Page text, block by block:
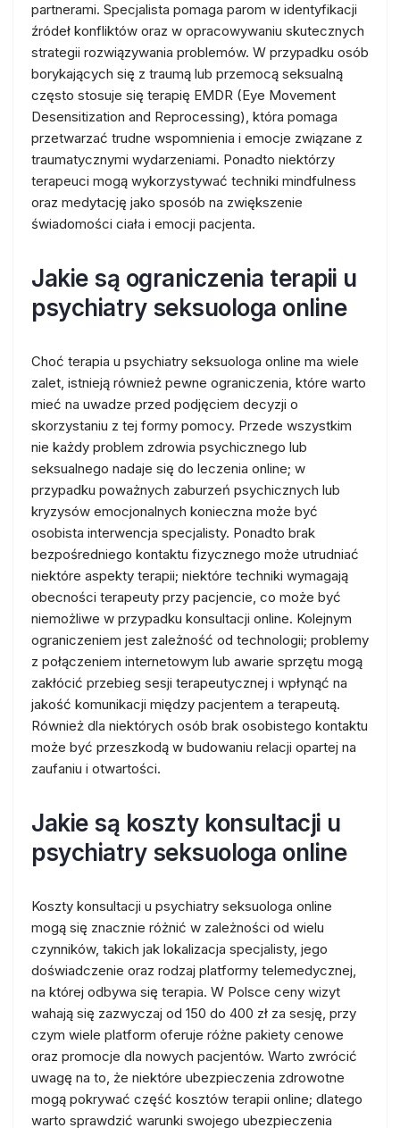
partnerami. Specjalista pomaga parom w identyfikacji
źródeł konfliktów oraz w opracowywaniu skutecznych
strategii rozwiązywania problemów. W przypadku osób
borykających się z traumą lub przemocą seksualną
często stosuje się terapię EMDR (Eye Movement
Desensitization and Reprocessing), która pomaga
przetwarzać trudne wspomnienia i emocje związane z
traumatycznymi wydarzeniami. Ponadto niektórzy
terapeuci mogą wykorzystywać techniki mindfulness
oraz medytację jako sposób na zwiększenie
świadomości ciała i emocji pacjenta.
Jakie są ograniczenia terapii u
psychiatry seksuologa online
Choć terapia u psychiatry seksuologa online ma wiele
zalet, istnieją również pewne ograniczenia, które warto
mieć na uwadze przed podjęciem decyzji o
skorzystaniu z tej formy pomocy. Przede wszystkim
nie każdy problem zdrowia psychicznego lub
seksualnego nadaje się do leczenia online; w
przypadku poważnych zaburzeń psychicznych lub
kryzysów emocjonalnych konieczna może być
osobista interwencja specjalisty. Ponadto brak
bezpośredniego kontaktu fizycznego może utrudniać
niektóre aspekty terapii; niektóre techniki wymagają
obecności terapeuty przy pacjencie, co może być
niemożliwe w przypadku konsultacji online. Kolejnym
ograniczeniem jest zależność od technologii; problemy
z połączeniem internetowym lub awarie sprzętu mogą
zakłócić przebieg sesji terapeutycznej i wpłynąć na
jakość komunikacji między pacjentem a terapeutą.
Również dla niektórych osób brak osobistego kontaktu
może być przeszkodą w budowaniu relacji opartej na
zaufaniu i otwartości.
Jakie są koszty konsultacji u
psychiatry seksuologa online
Koszty konsultacji u psychiatry seksuologa online
mogą się znacznie różnić w zależności od wielu
czynników, takich jak lokalizacja specjalisty, jego
doświadczenie oraz rodzaj platformy telemedycznej,
na której odbywa się terapia. W Polsce ceny wizyt
wahają się zazwyczaj od 150 do 400 zł za sesję, przy
czym wiele platform oferuje różne pakiety cenowe
oraz promocje dla nowych pacjentów. Warto zwrócić
uwagę na to, że niektóre ubezpieczenia zdrowotne
mogą pokrywać część kosztów terapii online; dlatego
warto sprawdzić warunki swojego ubezpieczenia